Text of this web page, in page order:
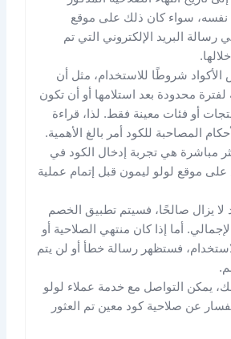
نفسه، سواء كان ذلك على موقع
رسالة البريد الإلكتروني التي تم
شروطًا للاستخدام، مثل أن
محدودة بعد استلامها أو أن تكون
أو فئات معينة فقط. لذا، قراءة
المصاحبة للكود أمر بالغ الأهمية.
مباشرة هي تجربة إدخال الكود في
موقع لولو ليمون قبل إتمام عملية
لا يزال صالحًا، فسيتم تطبيق الخصم
أما إذا كان منتهي الصلاحية أو
فستظهر رسالة خطأ أو لن يتم
يمكن التواصل مع خدمة عملاء لولو
عن صلاحية كود معين تم العثور